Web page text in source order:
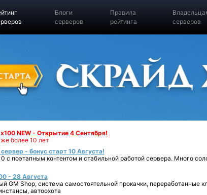
Блоги
серверов
Правила
рейтинга
серверов
NEW - Открытие 4 Сентября!
более 10 лет
- бонус старт 10 Августа!
с поэтапным контентом и стабильной работой сервера. Много
- 28 Августа
GM Shop, система самостоятельной прокачки, переработанные
автоохота